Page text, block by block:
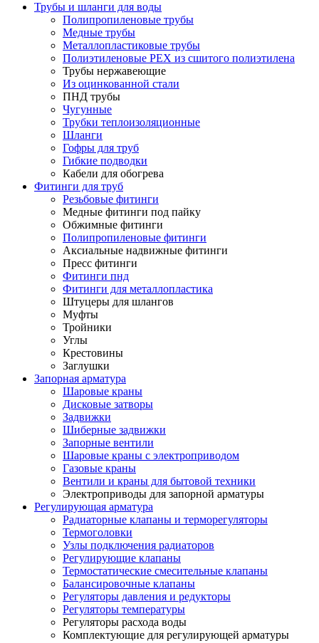
Трубы и шланги для воды
Полипропиленовые трубы
Медные трубы
Металлопластиковые трубы
Полиэтиленовые PEX из сшитого полиэтилена
Трубы нержавеющие
Из оцинкованной стали
ПНД трубы
Чугунные
Трубки теплоизоляционные
Шланги
Гофры для труб
Гибкие подводки
Кабели для обогрева
Фитинги для труб
Резьбовые фитинги
Медные фитинги под пайку
Обжимные фитинги
Полипропиленовые фитинги
Аксиальные надвижные фитинги
Пресс фитинги
Фитинги пнд
Фитинги для металлопластика
Штуцеры для шлангов
Муфты
Тройники
Углы
Крестовины
Заглушки
Запорная арматура
Шаровые краны
Дисковые затворы
Задвижки
Шиберные задвижки
Запорные вентили
Шаровые краны с электроприводом
Газовые краны
Вентили и краны для бытовой техники
Электроприводы для запорной арматуры
Регулирующая арматура
Радиаторные клапаны и терморегуляторы
Термоголовки
Узлы подключения радиаторов
Регулирующие клапаны
Термостатические смесительные клапаны
Балансировочные клапаны
Регуляторы давления и редукторы
Регуляторы температуры
Регуляторы расхода воды
Комплектующие для регулирующей арматуры